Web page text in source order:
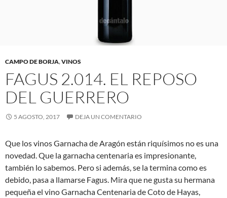
CAMPO DE BORJA,VINOS
FAGUS 2.014. EL REPOSO
DEL GUERRERO
5 AGOSTO, 2017 DEJA UN COMENTARIO
Que los vinos Garnacha de Aragón están riquísimos no es una
novedad. Que la garnacha centenaria es impresionante,
también lo sabemos. Pero si además, se la termina como es
debido, pasa a llamarse Fagus. Mira que ne gusta su hermana
pequeña el vino Garnacha Centenaria de Coto de Hayas,